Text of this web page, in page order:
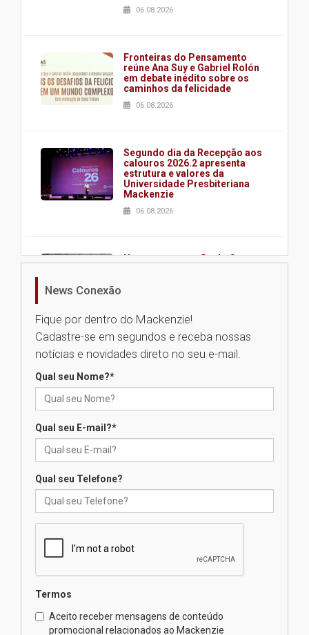
06.08.2026
Fronteiras do Pensamento
reúne Ana Suy e Gabriel Rolón
em debate inédito sobre os
caminhos da felicidade
06.08.2026
Segundo dia da Recepção aos
calouros 2026.2 apresenta
estrutura e valores da
Universidade Presbiteriana
Mackenzie
06.08.2026
Nova apresentação do Centro
Universidade Mackenzie
realizará nova edição da Feira
das novas tecnologias em
calouros do segundo semestre
04.08.2026
Brasília prepara seus
estudantes para o PAS antes
News Conexão
Fique por dentro do Mackenzie!
Cadastre-se em segundos e receba nossas
notícias e novidades direto no seu e-mail.
Qual seu Nome?*
Qual seu E-mail?*
Qual seu Telefone?
Termos
Aceito receber mensagens de conteúdo
promocional relacionados ao Mackenzie